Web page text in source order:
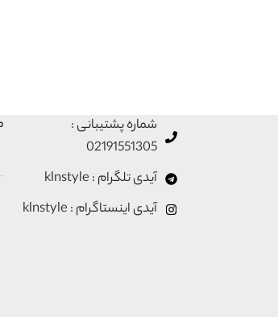
شماره پشتیبانی :
02191551305
آیدی تلگرام : klnstyle
آیدی اینستاگرام : klnstyle